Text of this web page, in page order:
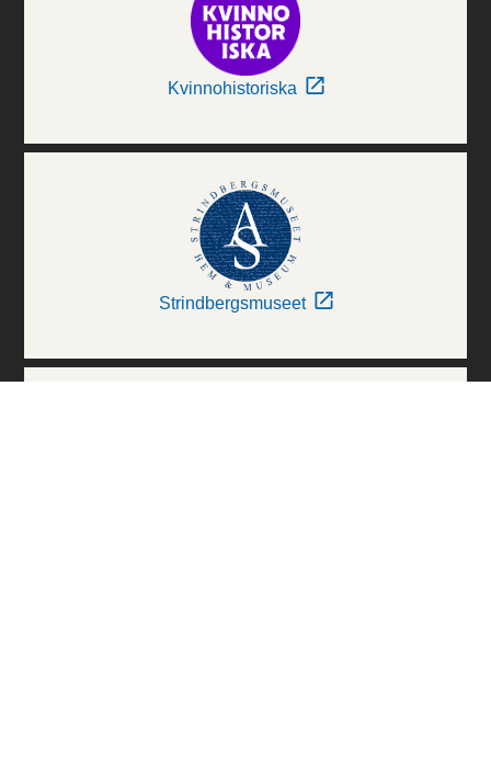
Kvinnohistoriska
Strindbergsmuseet